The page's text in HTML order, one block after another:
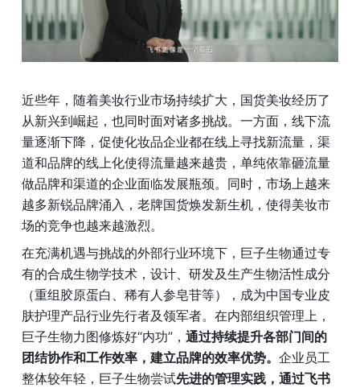
近些年，随着美妆行业市场持续扩大，国货美妆经历了
从新兴到崛起，也同时面对诸多挑战。一方面，线下流
量逐渐下降，促使化妆品企业都在线上寻找新流量，渠
道和品牌的线上化使得流量越来越贵，单纯依靠砸流量
做品牌和渠道的企业面临发展瓶颈。同时，市场上越来
越多新锐品牌涌入，老牌国货焕发新生机，使得美妆市
场的竞争也越来越激烈。
在充满机遇与挑战的外部行业环境下，巨子生物通过专
有的合成生物学技术，设计、研发及生产生物活性成分
（重组胶原蛋白、稀有人参皂苷等），成为中国专业皮
肤护理产品行业先行者及领军者。在内部组织管理上，
巨子生物力图修炼好“内功”， 通过持续提升各部门间的
团结协作和工作效率，建立品牌的效率优势。 企业员工
整体较年轻，巨子生物尝试先进的管理实践，通过飞书